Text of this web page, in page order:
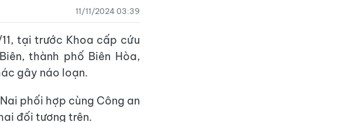
11/11/2024 03:39
tại trước Khoa cấp cứu
thành phố Biên Hòa,
gây náo loạn.
phối hợp cùng Công an
đối tượng trên.